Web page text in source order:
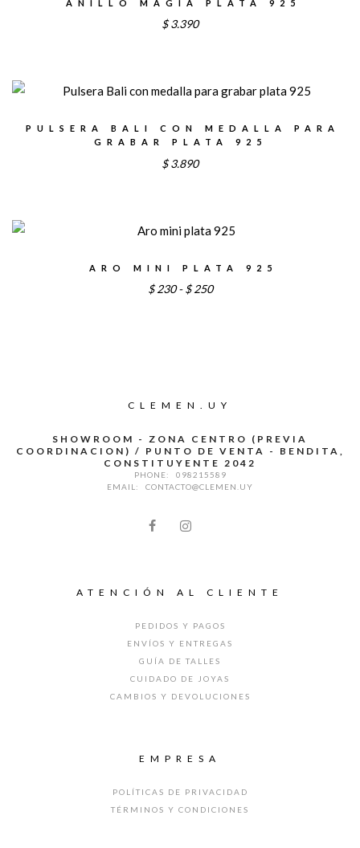
ANILLO MAGIA PLATA 925
$ 3.390
PULSERA BALI CON MEDALLA PARA
GRABAR PLATA 925
$ 3.890
ARO MINI PLATA 925
$ 230 - $ 250Rango
$250
CLEMEN.UY
SHOWROOM - ZONA CENTRO (PREVIA
COORDINACION) / PUNTO DE VENTA - BENDITA,
CONSTITUYENTE 2042
PHONE:
098215589
EMAIL:
CONTACTO@CLEMEN.UY
ATENCIÓN AL CLIENTE
PEDIDOS Y PAGOS
ENVÍOS Y ENTREGAS
GUÍA DE TALLES
CUIDADO DE JOYAS
CAMBIOS Y DEVOLUCIONES
EMPRESA
POLÍTICAS DE PRIVACIDAD
TÉRMINOS Y CONDICIONES